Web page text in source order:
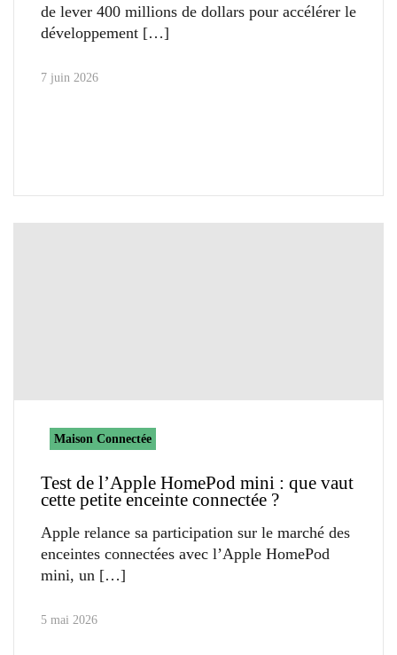
de lever 400 millions de dollars pour accélérer le
développement
7 juin 2026
Maison Connectée
Test de l’Apple HomePod mini : que vaut
cette petite enceinte connectée ?
Apple relance sa participation sur le marché des
enceintes connectées avec l’Apple HomePod
mini, un
5 mai 2026